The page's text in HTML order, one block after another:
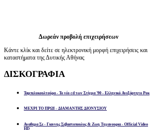
Δωρεάν προβολή επιχειρήσεων
Κάντε κλίκ και δείτε σε ηλεκτρονική μορφή επιχειρήσεις και
καταστήματα της Δυτικής Αθήνας
ΔΙΣΚΟΓΡΑΦΙΑ
Ταμπελοκουλτούρα - Το νέο cd των Στίγμα '90 - Ελληνικό Ανεξάρτητο Ροκ
ΜΕΧΡΙ ΤΟ ΠΡΩΙ - ΔΙΑΜΑΝΤΗΣ ΔΙΟΝΥΣΙΟΥ
Αναθεμα Σε - Γιαννης Σεβαστοπουλος & Ζωη Τηγανουρια - Official Video
HD